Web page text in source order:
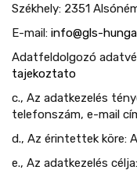
Székhely: 2351
E-mail: info@gls-
Adatfeldolgozó
tajekoztato
c., Az adatkezelés
telefonszám, e-mail
d., Az érintettek köre:
e., Az adatkezelés